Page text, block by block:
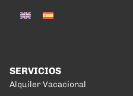
SERVICIOS
Alquiler Vacacional